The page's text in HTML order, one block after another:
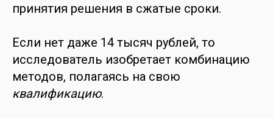
принятия решения в сжатые сроки.
Если нет даже 14 тысяч рублей, то
исследователь изобретает комбинацию
методов, полагаясь на свою
квалификацию.